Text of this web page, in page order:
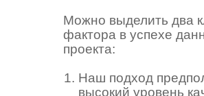
Можно выделить два
фактора в успехе
проекта:
Наш подход
высокий уровень